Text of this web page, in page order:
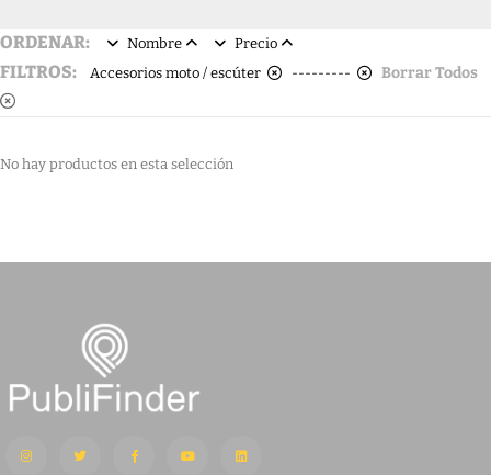
ORDENAR: Nombre Precio
FILTROS: Accesorios moto / escúter --------- Borrar Todos
No hay productos en esta selección